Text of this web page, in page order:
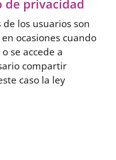
de privacidad
los usuarios son
ocasiones cuando
se accede a
compartir
caso la ley